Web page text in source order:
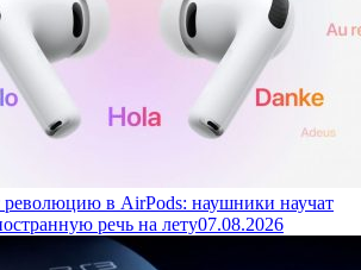
революцию в AirPods: наушники научат
речь на лету07.08.2026